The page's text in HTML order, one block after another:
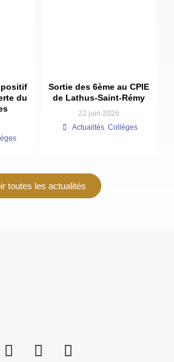
du
Sortie des 6ème au CPIE
de Lathus-Saint-Rémy
22 juin 2026
Actualités Collèges
toutes les actualités